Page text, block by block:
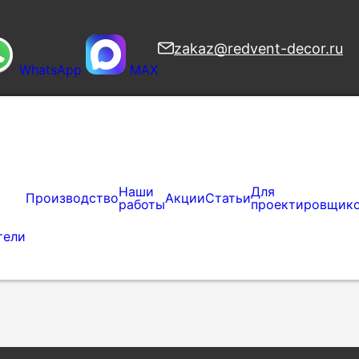
WhatsApp MAX
zakaz@redvent-decor.ru
ПроизводствоНаши
работыАкцииСтатьиДля